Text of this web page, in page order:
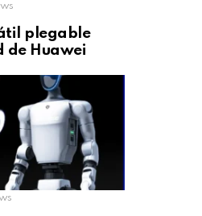
plegable
de Huawei